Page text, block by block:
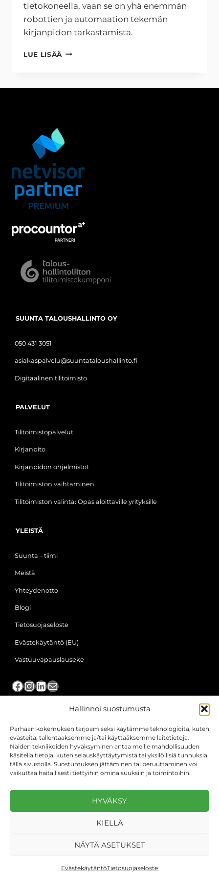
Hallinnoi suostumusta
Parhaan kokemuksen tarjoamiseksi käytämme teknologioita, kuten
evästeitä, tallentaaksemme ja/tai käyttääksemme laitetietoja.
Näiden tekniikoiden hyväksyminen antaa meille mahdollisuuden
käsitellä tietoja, kuten selauskäyttäytymistä tai yksilöllisiä tunnuksia
tällä sivustolla. Suostumuksen jättäminen tai peruuttaminen voi
vaikuttaa haitallisesti tiettyihin ominaisuuksiin ja toimintoihin.
HYVÄKSY
KIELLÄ
NÄYTÄ ASETUKSET
EvästekäytäntöTietosuojaseloste
tietokoneella, vaan se on yhä enemmän
robottien ja automaation tekemän
kirjanpidon tarkastamista.
LUE LISÄÄ KIRJANPIDON
SUUNTA TALOUSHALLINTO OY
050 431 3051
asiakaspalvelu@suuntataloushallinto.fi
Digitaalinen tilitoimisto
PALVELUT
Tilitoimistopalvelut
Kirjanpito
Kirjanpidon ohjelmistot
Tilitoimiston vaihtaminen
Tilitoimiston valinta: Opas aloittaville yrityksille
YLEISTÄ
Suunta – tiimi
Meistä
Yhteydenotto
Blogi
Tietosuojaseloste
Evästekäytäntö (EU)
Vastuuvapauslauseke
Facebook
Instagram
LinkedIn
Sähköposti
Järvenpää
Kerava
Nurmijärvi